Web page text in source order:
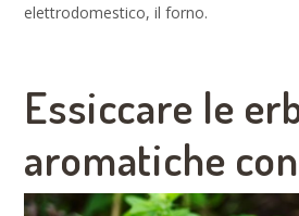
elettrodomestico, il forno.
Essiccare le
aromatiche